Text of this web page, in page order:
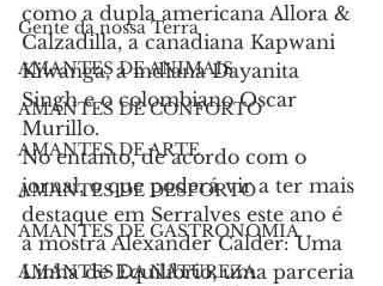
Gente da nossa Terra
AMANTES DE ANIMAIS
AMANTES DE CONFORTO
AMANTES DE ARTE
AMANTES DE DESPORTO
AMANTES DE GASTRONOMIA
AMANTES DA NATUREZA
como a dupla americana Allora &
Calzadilla, a canadiana Kapwani
Kiwanga, a indiana Dayanita
Singh e o colombiano Oscar
Murillo.
No entanto, de acordo com o
jornal, o que poderá vir a ter mais
destaque em Serralves este ano é
a mostra Alexander Calder: Uma
Linha de Equilíbrio, uma parceria